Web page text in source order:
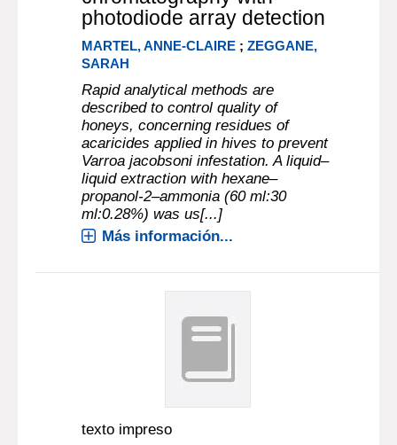
photodiode array detection
MARTEL, ANNE-CLAIRE ;ZEGGANE,
SARAH
Rapid analytical methods are
described to control quality of
honeys, concerning residues of
acaricides applied in hives to prevent
Varroa jacobsoni infestation. A liquid–
liquid extraction with hexane–
propanol-2–ammonia (60 ml:30
ml:0.28%) was us[...]
Más información...
texto impreso